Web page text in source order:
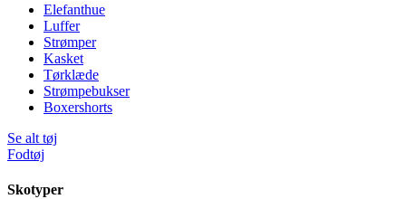
Elefanthue
Luffer
Strømper
Kasket
Tørklæde
Strømpebukser
Boxershorts
Se alt tøj
Fodtøj
Skotyper